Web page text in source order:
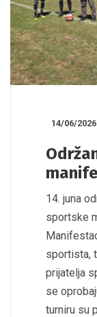
14/06/2026
14. juna
sportske
sportista,
prijatelja
se
turniru su